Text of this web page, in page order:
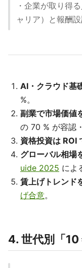
・企業が取り得
ャリア）と報酬
AI・クラウド基
%。
副業で市場価値
の 70 % が容認
資格投資は ROI
グローバル相場
uide 2025 によ
賃上げトレンド
げ合意。
4. 世代別「10